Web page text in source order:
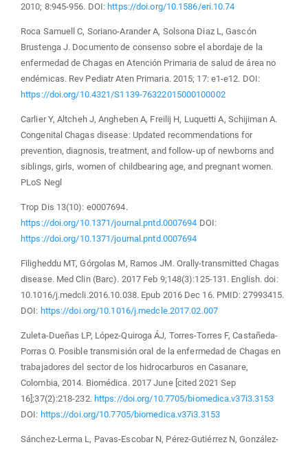
2010; 8:945-956. DOI:https://doi.org/10.1586/eri.10.74
Roca Samuell C, Soriano-Arander A, Solsona Diaz L, Gascón
Brustenga J. Documento de consenso sobre el abordaje de la
enfermedad de Chagas en Atención Primaria de salud de área no
endémicas. Rev Pediatr Aten Primaria. 2015; 17: e1-e12. DOI:
https://doi.org/10.4321/S1139-76322015000100002
Carlier Y, Altcheh J, Angheben A, Freilij H, Luquetti A, Schijiman A.
Congenital Chagas disease: Updated recommendations for
prevention, diagnosis, treatment, and follow-up of newborns and
siblings, girls, women of childbearing age, and pregnant women.
PLoS Negl
Trop Dis 13(10): e0007694.
https://doi.org/10.1371/journal.pntd.0007694 DOI:
https://doi.org/10.1371/journal.pntd.0007694
Filigheddu MT, Górgolas M, Ramos JM. Orally-transmitted Chagas
disease. Med Clin (Barc). 2017 Feb 9;148(3):125-131. English. doi:
10.1016/j.medcli.2016.10.038. Epub 2016 Dec 16. PMID: 27993415.
DOI: https://doi.org/10.1016/j.medcle.2017.02.007
Zuleta-Dueñas LP, López-Quiroga ÁJ, Torres-Torres F, Castañeda-
Porras O. Posible transmisión oral de la enfermedad de Chagas en
trabajadores del sector de los hidrocarburos en Casanare,
Colombia, 2014. Biomédica. 2017 June [cited 2021 Sep
16];37(2):218-232. https://doi.org/10.7705/biomedica.v37i3.3153
DOI: https://doi.org/10.7705/biomedica.v37i3.3153
Sánchez-Lerma L, Pavas-Escobar N, Pérez-Gutiérrez N, González-